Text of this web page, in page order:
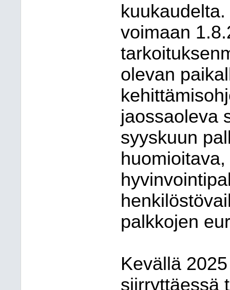
voimaan
olevan
jaossaoleva
syyskuun
palkkojen
Kevällä
siirryttäessä